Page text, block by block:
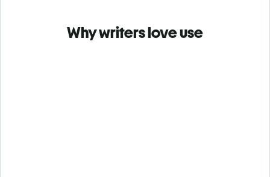
Why writers love use